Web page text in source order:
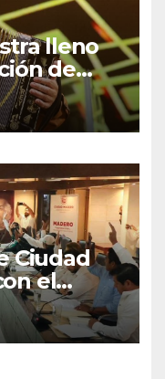
lleno
de
Ciudad
el
el
predial